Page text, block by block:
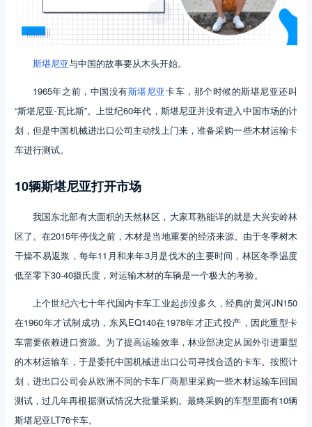
斯堪尼亚与中国的故事要从木头开始。
1965年之前，中国没有斯堪尼亚卡车，那个时候的斯堪尼亚还叫
“斯堪尼亚-瓦比斯”。上世纪60年代，斯堪尼亚并没有进入中国市场的计
划，但是中国机械进出口公司主动找上门来，准备采购一些木材运输卡
车进行测试。
10辆斯堪尼亚打开市场
我国东北部有大面积的天然林区，大家耳熟能详的就是大兴安岭林
区了。在2015年停伐之前，木材是当地重要的经济来源。由于冬季树木
干燥不易返浆，每年11月和来年3月是伐木的主要时间，林区冬季温度
低至零下30-40摄氏度，对运输木材的车辆是一个极大的考验。
上个世纪六七十年代国内卡车工业起步没多久，经典的黄河JN150
在1960年才试制成功，东风EQ140在1978年才正式投产，因此重型卡
车需要依赖进口资源。为了提高运输效率，林业部决定从国外引进重型
的木材运输车，于是委托中国机械进出口公司寻找合适的卡车。按照计
划，进出口公司会从欧洲不同的卡车厂商那里采购一些木材运输车回国
测试，过几年再根据测试情况大批量采购。最终采购的车型里面有10辆
斯堪尼亚LT76卡车。